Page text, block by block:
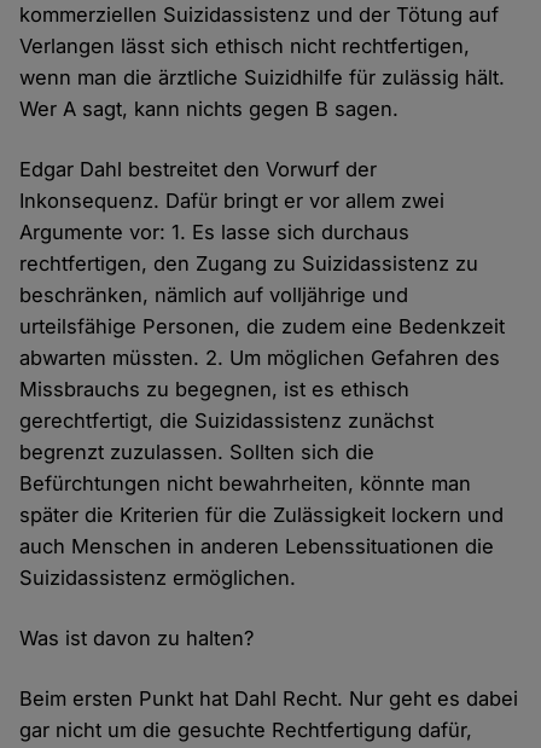
kommerziellen Suizidassistenz und der Tötung auf
Verlangen lässt sich ethisch nicht rechtfertigen,
wenn man die ärztliche Suizidhilfe für zulässig hält.
Wer A sagt, kann nichts gegen B sagen.
Edgar Dahl bestreitet den Vorwurf der
Inkonsequenz. Dafür bringt er vor allem zwei
Argumente vor: 1. Es lasse sich durchaus
rechtfertigen, den Zugang zu Suizidassistenz zu
beschränken, nämlich auf volljährige und
urteilsfähige Personen, die zudem eine Bedenkzeit
abwarten müssten. 2. Um möglichen Gefahren des
Missbrauchs zu begegnen, ist es ethisch
gerechtfertigt, die Suizidassistenz zunächst
begrenzt zuzulassen. Sollten sich die
Befürchtungen nicht bewahrheiten, könnte man
später die Kriterien für die Zulässigkeit lockern und
auch Menschen in anderen Lebenssituationen die
Suizidassistenz ermöglichen.
Was ist davon zu halten?
Beim ersten Punkt hat Dahl Recht. Nur geht es dabei
gar nicht um die gesuchte Rechtfertigung dafür,